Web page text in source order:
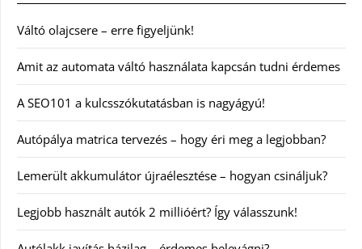
Váltó olajcsere – erre figyeljünk!
Amit az automata váltó használata kapcsán tudni érdemes
A SEO101 a kulcsszókutatásban is nagyágyú!
Autópálya matrica tervezés – hogy éri meg a legjobban?
Lemerült akkumulátor újraélesztése – hogyan csináljuk?
Legjobb használt autók 2 millióért? Így válasszunk!